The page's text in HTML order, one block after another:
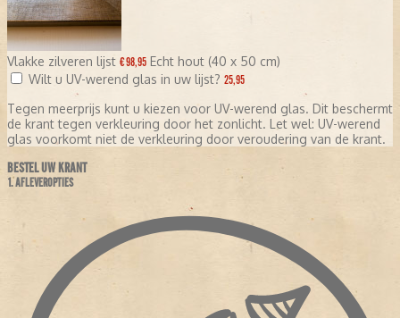
Vlakke zilveren lijst € 98,95 Echt hout (40 x 50 cm)
Wilt u UV-werend glas in uw lijst? 25,95
Tegen meerprijs kunt u kiezen voor UV-werend glas. Dit beschermt
de krant tegen verkleuring door het zonlicht. Let wel: UV-werend
glas voorkomt niet de verkleuring door veroudering van de krant.
BESTEL UW KRANT
1. AFLEVEROPTIES